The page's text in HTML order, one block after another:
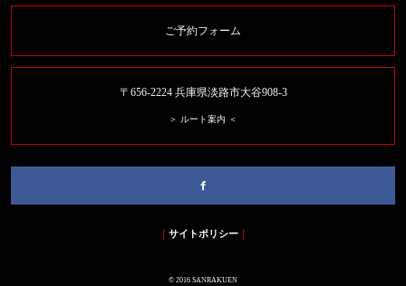
ご予約フォーム
〒656-2224 兵庫県淡路市大谷908-3
＞ ルート案内 ＜
｜ サイトポリシー｜
© 2016 SANRAKUEN